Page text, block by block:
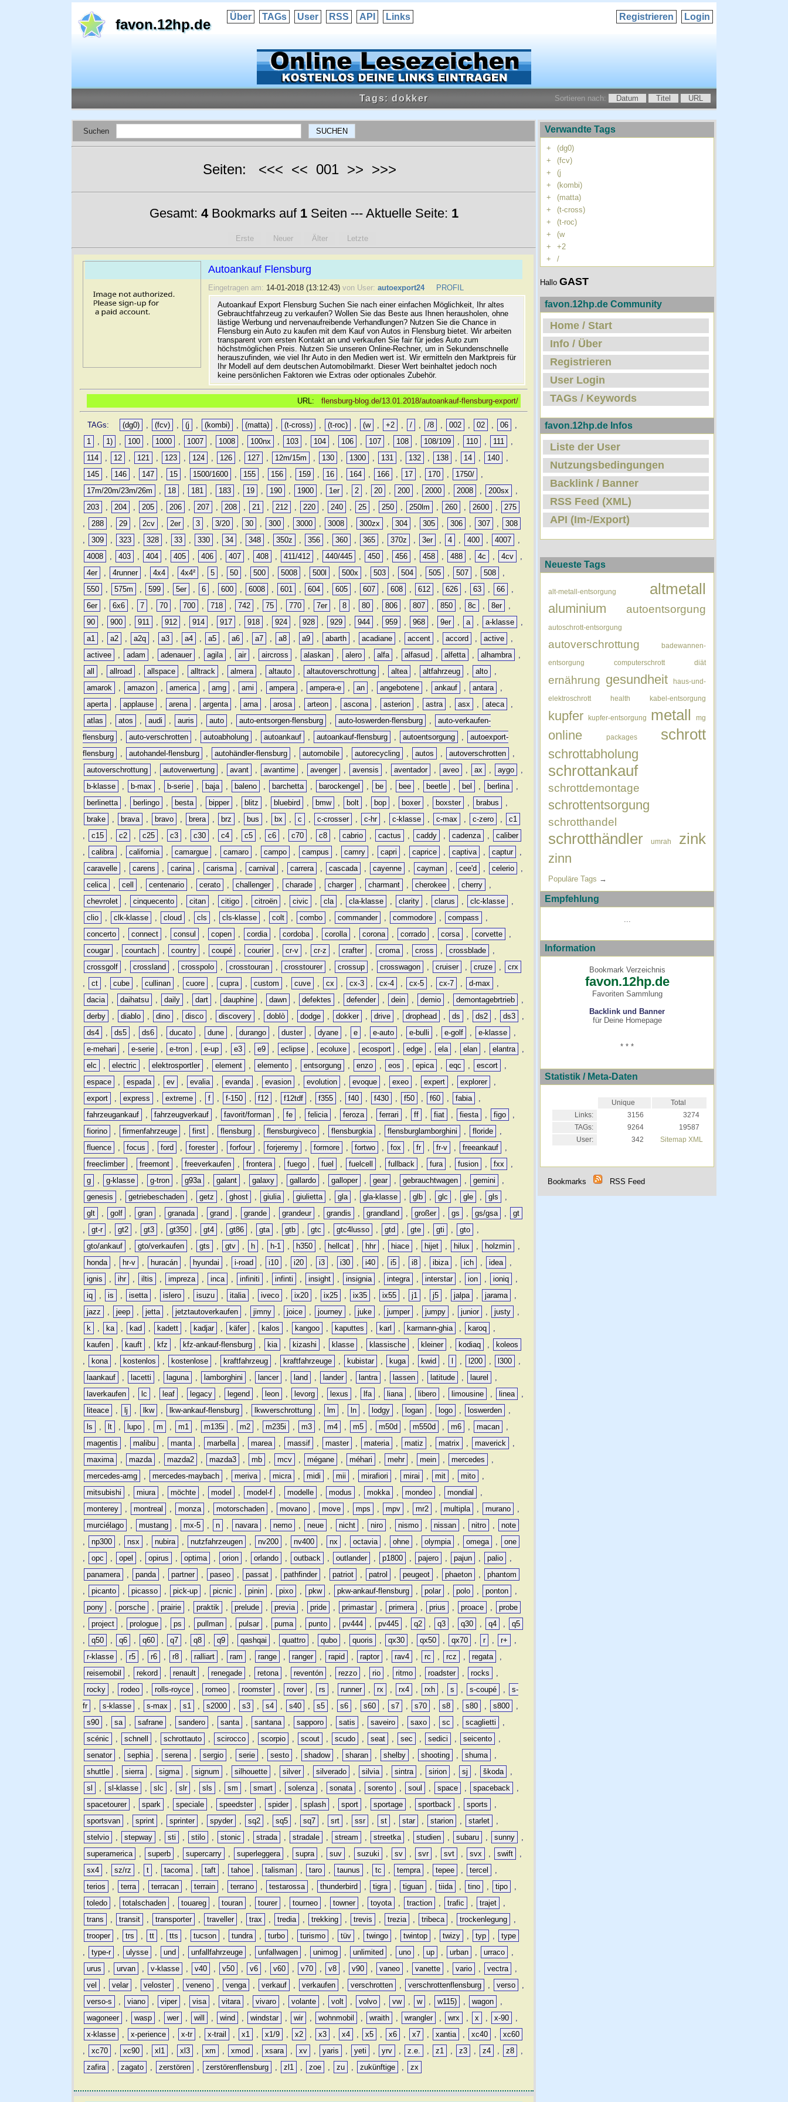
favon.12hp.de Über TAGs User RSS API Links Login
Registrieren
Tags: dokker Sortieren nach: Datum Titel URL
Suchen
Seiten: <<< << 001 >> >>>
Gesamt: 4Bookmarks auf 1Seiten --- Aktuelle Seite: 1
Erste Neuer Älter Letzte
Autoankauf Flensburg
Eingetragen am: 14-01-2018 (13:12:43) von User: autoexport24
PROFIL
Autoankauf Export Flensburg Suchen Sie nach einer einfachen Möglichkeit, Ihr altes
Gebrauchtfahrzeug zu verkaufen? Wollen Sie das Beste aus Ihnen herausholen, ohne
lästige Werbung und nervenaufreibende Verhandlungen? Nutzen Sie die Chance in
Flensburg ein Auto zu kaufen mit dem Kauf von Autos in Flensburg bietet. Wir arbeiten
transparent vom ersten Kontakt an und verkaufen Sie fair für jedes Auto zum
höchstmöglichen Preis. Nutzen Sie unseren Online-Rechner, um in Sekundenschnelle
herauszufinden, wie viel Ihr Auto in den Medien wert ist. Wir ermitteln den Marktpreis für
Ihr Modell auf dem deutschen Automobilmarkt. Dieser Wert beinhaltet jedoch noch
keine persönlichen Faktoren wie Extras oder optionales Zubehör.
URL: flensburg-blog.de/13.01.2018/autoankauf-flensburg-export/
TAGs: (dg0) , (fcv) , (j , (kombi) , (matta) , (t-cross) , (t-roc) , (w , +2 , / , /8 , 002 , 02 , 06
,
1
, 1) , 100 , 1000 , 1007 , 1008 , 100nx , 103 , 104 , 106 , 107 , 108 , 108/109 , 110 , 111
,
114
, 12 , 121 , 123 , 124 , 126 , 127 , 12m/15m , 130 , 1300 , 131 , 132 , 138 , 14 , 140
,
145
, 146 , 147 , 15 , 1500/1600 , 155 , 156 , 159 , 16 , 164 , 166 , 17 , 170 , 1750/
,
17m/20m/23m/26m
, 18 , 181 , 183 , 19 , 190 , 1900 , 1er , 2 , 20 , 200 , 2000 , 2008 , 200sx
,
203
, 204 , 205 , 206 , 207 , 208 , 21 , 212 , 220 , 240 , 25 , 250 , 250lm , 260 , 2600 ,
275
,
288 , 29 , 2cv , 2er , 3 , 3/20 , 30 , 300 , 3000 , 3008 , 300zx , 304 , 305 , 306 , 307 ,
308
,
309 , 323 , 328 , 33 , 330 , 34 , 348 , 350z , 356 , 360 , 365 , 370z , 3er , 4 , 400 , 4007
,
4008
, 403 , 404 , 405 , 406 , 407 , 408 , 411/412 , 440/445 , 450 , 456 , 458 , 488 , 4c , 4cv
,
4er
, 4runner , 4x4 , 4x4² , 5 , 50 , 500 , 5008 , 500l , 500x , 503 , 504 , 505 , 507 , 508
,
550
, 575m , 599 , 5er , 6 , 600 , 6008 , 601 , 604 , 605 , 607 , 608 , 612 , 626 , 63 , 66
,
6er
, 6x6 , 7 , 70 , 700 , 718 , 742 , 75 , 770 , 7er , 8 , 80 , 806 , 807 , 850 , 8c , 8er
,
90
, 900 , 911 , 912 , 914 , 917 , 918 , 924 , 928 , 929 , 944 , 959 , 968 , 9er , a , a-klasse
,
a1
, a2 , a2q , a3 , a4 , a5 , a6 , a7 , a8 , a9 , abarth , acadiane , accent , accord , active
,
activee
, adam , adenauer , agila , air , aircross , alaskan , alero , alfa , alfasud , alfetta , alhambra
,
all
, allroad , allspace , alltrack , almera , altauto , altautoverschrottung , altea , altfahrzeug , alto
,
amarok
, amazon , america , amg , ami , ampera , ampera-e , an , angebotene , ankauf , antara
,
aperta
, applause , arena , argenta , arna , arosa , arteon , ascona , asterion , astra , asx , ateca
,
atlas
, atos , audi , auris , auto , auto-entsorgen-flensburg , auto-loswerden-flensburg ,
auto-verkaufen-
flensburg
, auto-verschrotten , autoabholung , autoankauf , autoankauf-flensburg , autoentsorgung ,
autoexport-
flensburg
, autohandel-flensburg , autohändler-flensburg , automobile , autorecycling , autos , autoverschrotten
,
autoverschrottung
, autoverwertung , avant , avantime , avenger , avensis , aventador , aveo , ax , aygo
,
b-klasse
, b-max , b-serie , baja , baleno , barchetta , barockengel , be , bee , beetle , bel , berlina
,
berlinetta
, berlingo , besta , bipper , blitz , bluebird , bmw , bolt , bop , boxer , boxster , brabus
,
brake
, brava , bravo , brera , brz , bus , bx , c , c-crosser , c-hr , c-klasse , c-max , c-zero ,
c1
,
c15 , c2 , c25 , c3 , c30 , c4 , c5 , c6 , c70 , c8 , cabrio , cactus , caddy , cadenza ,
caliber
,
calibra , california , camargue , camaro , campo , campus , camry , capri , caprice , captiva , captur
,
caravelle
, carens , carina , carisma , carnival , carrera , cascada , cayenne , cayman , cee'd , celerio
,
celica
, cell , centenario , cerato , challenger , charade , charger , charmant , cherokee , cherry
,
chevrolet
, cinquecento , citan , citigo , citroën , civic , cla , cla-klasse , clarity , clarus , clc-klasse
,
clio
, clk-klasse , cloud , cls , cls-klasse , colt , combo , commander , commodore , compass
,
concerto
, connect , consul , copen , cordia , cordoba , corolla , corona , corrado , corsa , corvette
,
cougar
, countach , country , coupé , courier , cr-v , cr-z , crafter , croma , cross , crossblade
,
crossgolf
, crossland , crosspolo , crosstouran , crosstourer , crossup , crosswagon , cruiser , cruze ,
crx
,
ct , cube , cullinan , cuore , cupra , custom , cuve , cx , cx-3 , cx-4 , cx-5 , cx-7 , d-max
,
dacia
, daihatsu , daily , dart , dauphine , dawn , defektes , defender , dein , demio , demontagebrtrieb
,
derby
, diablo , dino , disco , discovery , doblò , dodge , dokker , drive , drophead , ds , ds2 , ds3
,
ds4
, ds5 , ds6 , ducato , dune , durango , duster , dyane , e , e-auto , e-bulli , e-golf , e-klasse
,
e-mehari
, e-serie , e-tron , e-up , e3 , e9 , eclipse , ecoluxe , ecosport , edge , ela , elan , elantra
,
elc
, electric , elektrosportler , element , elemento , entsorgung , enzo , eos , epica , eqc , escort
,
espace
, espada , ev , evalia , evanda , evasion , evolution , evoque , exeo , expert , explorer
,
export
, express , extreme , f , f-150 , f12 , f12tdf , f355 , f40 , f430 , f50 , f60 , fabia
,
fahrzeugankauf
, fahrzeugverkauf , favorit/forman , fe , felicia , feroza , ferrari , ff , fiat , fiesta , figo
,
fiorino
, firmenfahrzeuge , first , flensburg , flensburgiveco , flensburgkia , flensburglamborghini , floride
,
fluence
, focus , ford , forester , forfour , forjeremy , formore , fortwo , fox , fr , fr-v , freeankauf
,
freeclimber
, freemont , freeverkaufen , frontera , fuego , fuel , fuelcell , fullback , fura , fusion , fxx
,
g
, g-klasse , g-tron , g93a , galant , galaxy , gallardo , galloper , gear , gebrauchtwagen , gemini
,
genesis
, getriebeschaden , getz , ghost , giulia , giulietta , gla , gla-klasse , glb , glc , gle , gls
,
glt
, golf , gran , granada , grand , grande , grandeur , grandis , grandland , großer , gs , gs/gsa ,
gt
,
gt-r , gt2 , gt3 , gt350 , gt4 , gt86 , gta , gtb , gtc , gtc4lusso , gtd , gte , gti , gto
,
gto/ankauf
, gto/verkaufen , gts , gtv , h , h-1 , h350 , hellcat , hhr , hiace , hijet , hilux , holzmin
,
honda
, hr-v , huracán , hyundai , i-road , i10 , i20 , i3 , i30 , i40 , i5 , i8 , ibiza , ich , idea
,
ignis
, ihr , iltis , impreza , inca , infiniti , infinti , insight , insignia , integra , interstar , ion , ioniq
,
iq
, is , isetta , islero , isuzu , italia , iveco , ix20 , ix25 , ix35 , ix55 , j1 , j5 , jalpa , jarama
,
jazz
, jeep , jetta , jetztautoverkaufen , jimny , joice , journey , juke , jumper , jumpy , junior , justy
,
k
, ka , kad , kadett , kadjar , käfer , kalos , kangoo , kaputtes , karl , karmann-ghia , karoq
,
kaufen
, kauft , kfz , kfz-ankauf-flensburg , kia , kizashi , klasse , klassische , kleiner , kodiaq ,
koleos
,
kona , kostenlos , kostenlose , kraftfahrzeug , kraftfahrzeuge , kubistar , kuga , kwid , , l200 , l300
,
laankauf
, lacetti , laguna , lamborghini , lancer , land , lander , lantra , lassen , latitude , laurel
,
laverkaufen
, lc , leaf , legacy , legend , leon , levorg , lexus , lfa , liana , libero , limousine , linea
,
liteace
, lj , lkw , lkw-ankauf-flensburg , lkwverschrottung , lm , ln , lodgy , logan , logo , loswerden
,
ls
, lt , lupo , m , m1 , m135i , m2 , m235i , m3 , m4 , m5 , m50d , m550d , m6 , macan
,
magentis
, malibu , manta , marbella , marea , massif , master , materia , matiz , matrix , maverick
,
maxima
, mazda , mazda2 , mazda3 , mb , mcv , mégane , méhari , mehr , mein , mercedes
,
mercedes-amg
, mercedes-maybach , meriva , micra , midi , mii , mirafiori , mirai , mit , mito
,
mitsubishi
, miura , möchte , model , model-f , modelle , modus , mokka , mondeo , mondial
,
monterey
, montreal , monza , motorschaden , movano , move , mps , mpv , mr2 , multipla , murano
,
murciélago
, mustang , mx-5 , n , navara , nemo , neue , nicht , niro , nismo , nissan , nitro ,
note
,
np300 , nsx , nubira , nutzfahrzeugen , nv200 , nv400 , nx , octavia , ohne , olympia , omega ,
one
,
opc , opel , opirus , optima , orion , orlando , outback , outlander , p1800 , pajero , pajun , palio
,
panamera
, panda , partner , paseo , passat , pathfinder , patriot , patrol , peugeot , phaeton ,
phantom
,
picanto , picasso , pick-up , picnic , pinin , pixo , pkw , pkw-ankauf-flensburg , polar , polo , ponton
,
pony
, porsche , prairie , praktik , prelude , previa , pride , primastar , primera , prius , proace ,
probe
,
project , prologue , ps , pullman , pulsar , puma , punto , pv444 , pv445 , q2 , q3 , q30 , q4 ,
q5
,
q50 , q6 , q60 , q7 , q8 , q9 , qashqai , quattro , qubo , quoris , qx30 , qx50 , qx70 , r , r+
,
r-klasse
, r5 , r6 , r8 , ralliart , ram , range , ranger , rapid , raptor , rav4 , rc , rcz , regata
,
reisemobil
, rekord , renault , renegade , retona , reventón , rezzo , rio , ritmo , roadster , rocks
,
rocky
, rodeo , rolls-royce , romeo , roomster , rover , rs , runner , rx , rx4 , rxh , s , s-coupé ,
s-
fr
, s-klasse , s-max , s1 , s2000 , s3 , s4 , s40 , s5 , s6 , s60 , s7 , s70 , s8 , s80 , s800
,
s90
, sa , safrane , sandero , santa , santana , sapporo , satis , saveiro , saxo , sc , scaglietti
,
scénic
, schnell , schrottauto , scirocco , scorpio , scout , scudo , seat , sec , sedici , seicento
,
senator
, sephia , serena , sergio , serie , sesto , shadow , sharan , shelby , shooting , shuma
,
shuttle
, sierra , sigma , signum , silhouette , silver , silverado , silvia , sintra , sirion , sj , škoda
,
sl
, sl-klasse , slc , slr , sls , sm , smart , solenza , sonata , sorento , soul , space , spaceback
,
spacetourer
, spark , speciale , speedster , spider , splash , sport , sportage , sportback , sports
,
sportsvan
, sprint , sprinter , spyder , sq2 , sq5 , sq7 , srt , ssr , st , star , starion , starlet
,
stelvio
, stepway , sti , stilo , stonic , strada , stradale , stream , streetka , studien , subaru , sunny
,
superamerica
, superb , supercarry , superleggera , supra , suv , suzuki , sv , svr , svt , svx , swift
,
sx4
, sz/rz , t , tacoma , taft , tahoe , talisman , taro , taunus , tc , tempra , tepee , tercel
,
terios
, terra , terracan , terrain , terrano , testarossa , thunderbird , tigra , tiguan , tiida , tino , tipo
,
toledo
, totalschaden , touareg , touran , tourer , tourneo , towner , toyota , traction , trafic , trajet
,
trans
, transit , transporter , traveller , trax , tredia , trekking , trevis , trezia , tribeca , trockenlegung
,
trooper
, trs , tt , tts , tucson , tundra , turbo , turismo , tüv , twingo , twintop , twizy , typ ,
type
,
type-r , ulysse , und , unfallfahrzeuge , unfallwagen , unimog , unlimited , uno , up , urban , urraco
,
urus
, urvan , v-klasse , v40 , v50 , v6 , v60 , v70 , v8 , v90 , vaneo , vanette , vario , vectra
,
vel
, velar , veloster , veneno , venga , verkauf , verkaufen , verschrotten , verschrottenflensburg , verso
,
verso-s
, viano , viper , visa , vitara , vivaro , volante , volt , volvo , vw , w , w115) , wagon
,
wagoneer
, wasp , wer , will , wind , windstar , wir , wohnmobil , wraith , wrangler , wrx , x , x-90
,
x-klasse
, x-perience , x-tr , x-trail , x1 , x1/9 , x2 , x3 , x4 , x5 , x6 , x7 , xantia , xc40 ,
xc60
,
xc70 , xc90 , xl1 , xl3 , xm , xmod , xsara , xv , yaris , yeti , yrv , z.e. , z1 , z3 , z4 , z8
,
zafira
, zagato , zerstören , zerstörenflensburg , zl1 , zoe , zu , zukünftige , zx
Verwandte Tags
+
(dg0)
+
(fcv)
+
(j
+
(kombi)
+
(matta)
+
(t-cross)
+
(t-roc)
+
(w
+
+2
+
/
Hallo GAST
favon.12hp.de Community
Home / Start
Info / Über
Registrieren
User Login
TAGs / Keywords
favon.12hp.de Infos
Liste der User
Nutzungsbedingungen
Backlink / Banner
RSS Feed (XML)
API (Im-/Export)
Neueste Tags
alt-metall-entsorgung altmetall
aluminium autoentsorgung
autoschrott-entsorgung
autoverschrottung badewannen-
entsorgung computerschrott diät
ernährung gesundheit haus-und-
elektroschrott health kabel-entsorgung
kupfer kupfer-entsorgung metall mg
online packages schrott
schrottabholung
schrottankauf
schrottdemontage
schrottentsorgung
schrotthandel
schrotthändler umrah zink
zinn
Populäre Tags →
Empfehlung
Information
Bookmark Verzeichnis
favon.12hp.de
Favoriten Sammlung
Backlink und Banner
für Deine Homepage
* * *
Statistik / Meta-Daten
Unique
Total
Links:
3156
3274
TAGs:
9264
19587
User:
342 Sitemap XML
Bookmarks RSS Feed